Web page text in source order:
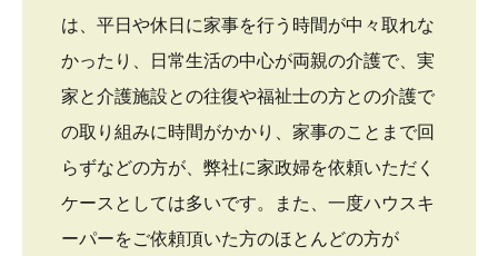
は、平日や休日に家事を行う時間が中々取れな
かったり、日常生活の中心が両親の介護で、実
家と介護施設との往復や福祉士の方との介護で
の取り組みに時間がかかり、家事のことまで回
らずなどの方が、弊社に家政婦を依頼いただく
ケースとしては多いです。また、一度ハウスキ
ーパーをご依頼頂いた方のほとんどの方が